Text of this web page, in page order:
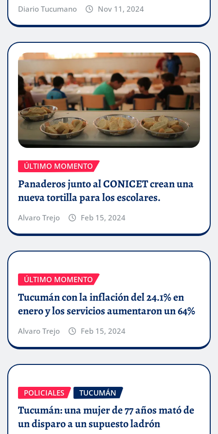
Diario Tucumano Nov 11, 2024
ÚLTIMO MOMENTO
Panaderos junto al CONICET crean una
nueva tortilla para los escolares.
Alvaro Trejo Feb 15, 2024
ÚLTIMO MOMENTO
Tucumán con la inflación del 24.1% en
enero y los servicios aumentaron un 64%
Alvaro Trejo Feb 15, 2024
POLICIALES TUCUMÁN
Tucumán: una mujer de 77 años mató de
un disparo a un supuesto ladrón